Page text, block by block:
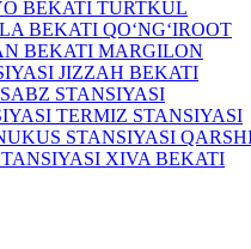
BEKATI TURTKUL
BEKATI QO‘NG‘IROOT
BEKATI MARGILON
JIZZAH BEKATI
STANSIYASI
TERMIZ STANSIYASI
STANSIYASI
XIVA BEKATI